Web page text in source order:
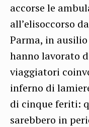
accorse le
all’elisoccorso
Parma, in
hanno lavorato
viaggiatori
inferno di
di cinque feriti:
sarebbero in